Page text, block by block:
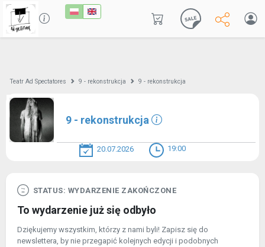
Teatr Ad Spectatores 9 - rekonstrukcja 9 - rekonstrukcja
9 - rekonstrukcja
20.07.2026 19:00
STATUS: WYDARZENIE ZAKOŃCZONE
To wydarzenie już się odbyło
Dziękujemy wszystkim, którzy z nami byli! Zapisz się do
newslettera, by nie przegapić kolejnych edycji i podobnych